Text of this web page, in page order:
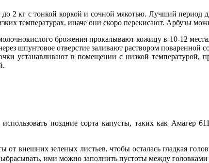
до 2 кг с тонкой коркой и сочной мякотью. Лучший период
температурах, иначе они скоро перекисают. Арбузы
брожения прокалывают кожицу в 10-12
шпунтовое отверстие заливают раствором поваренной
устанавливают в помещении с низкой температурой,
поздние сорта капусты, таких как Амагер
от внешних зеленых листьев, чтобы осталась гладкая
ими можно заполнить пустоты между